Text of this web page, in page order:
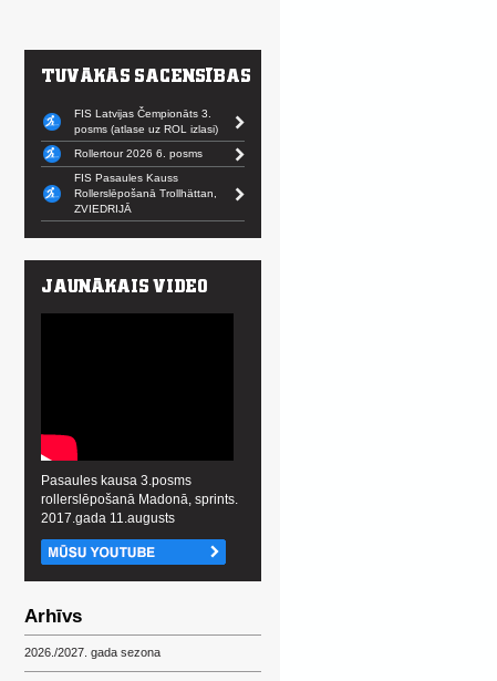
FIS Latvijas Čempionāts 3.
posms (atlase uz ROL izlasi)
Rollertour 2026 6. posms
FIS Pasaules Kauss
Rollerslēpošanā Trollhättan,
ZVIEDRIJĀ
Pasaules kausa 3.posms
rollerslēpošanā Madonā, sprints.
2017.gada 11.augusts
Arhīvs
2026./2027. gada sezona